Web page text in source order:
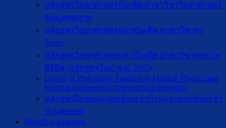
หลักสูตรวิทยาศาสตรบัณฑิต สาขาวิชาวิทยาศาสตร์
ข้อมูลสุขภาพ
หลักสูตรวิทยาศาสตรมหาบัณฑิต สาขาวิชาตจ
วิทยา
หลักสูตรวิทยาศาสตรมหาบัณฑิต สาขาวิชาสุขภาพ
ดิจิทัล (หลักสูตรใหม่ พ.ศ. 2565)
Doctor of Philosophy Program in Medical Physics and
Medical Engineering (International Program)
หลักสูตรฝึกอบรมแพทย์ประจำบ้านและแพทย์ประจำ
บ้านต่อยอด
Moodle e-Learning